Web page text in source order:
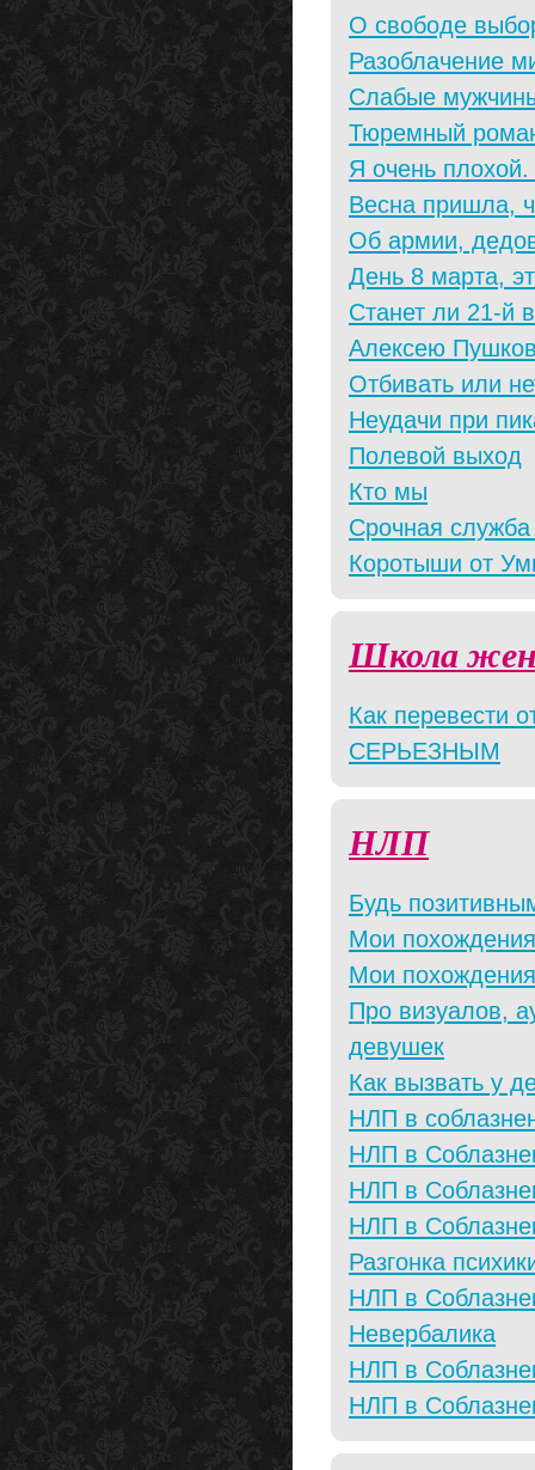
О свободе
Разоблачение
Слабые
Тюремный
Я очень
Весна пришла,
Об армии,
День 8 марта,
Станет ли 21-й
Алексею
Отбивать или
Неудачи при
Полевой выход
Кто мы
Срочная
Коротыши от
Школа
Как перевести
СЕРЬЕЗНЫМ
НЛП
Будь
Мои
Мои
Про визуалов,
девушек
Как вызвать у
НЛП в
НЛП в
НЛП в
НЛП в
Разгонка
НЛП в
Невербалика
НЛП в
НЛП в